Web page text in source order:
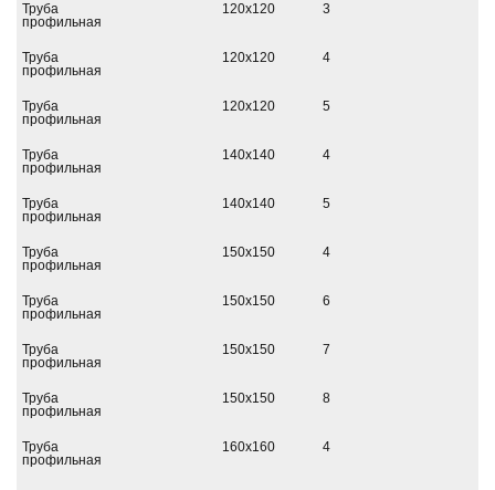
Труба
профильная
120х120 3
Труба
профильная
120х120 4
Труба
профильная
120х120 5
Труба
профильная
140х140 4
Труба
профильная
140х140 5
Труба
профильная
150х150 4
Труба
профильная
150х150 6
Труба
профильная
150х150 7
Труба
профильная
150х150 8
Труба
профильная
160х160 4